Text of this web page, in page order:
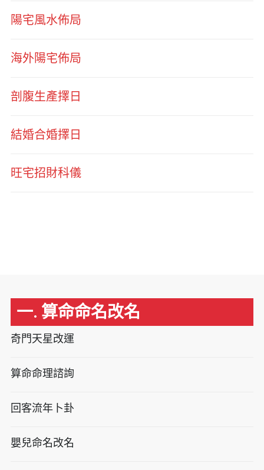
陽宅風水佈局
海外陽宅佈局
剖腹生產擇日
結婚合婚擇日
旺宅招財科儀
一. 算命命名改名
奇門天星改運
算命命理諮詢
回客流年卜卦
嬰兒命名改名